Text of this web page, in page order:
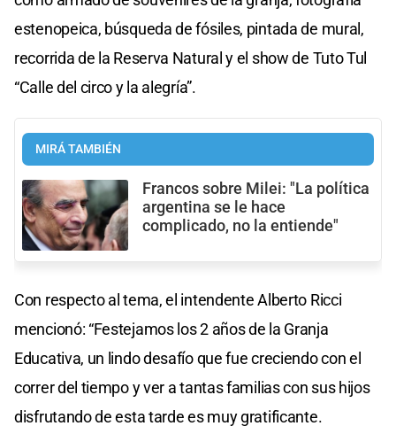
estenopeica, búsqueda de fósiles, pintada de mural,
recorrida de la Reserva Natural y el show de Tuto Tul
“Calle del circo y la alegría”.
MIRÁ TAMBIÉN
Francos sobre Milei: "La política
argentina se le hace
complicado, no la entiende"
Con respecto al tema, el intendente Alberto Ricci
mencionó: “Festejamos los 2 años de la Granja
Educativa, un lindo desafío que fue creciendo con el
correr del tiempo y ver a tantas familias con sus hijos
disfrutando de esta tarde es muy gratificante.